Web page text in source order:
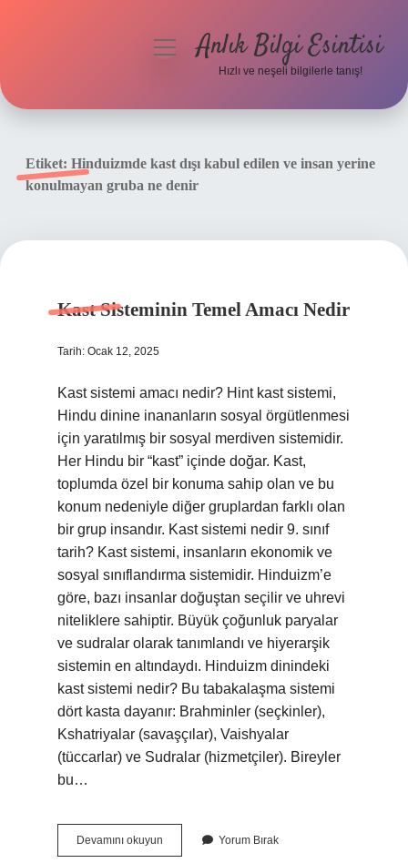
Yasal Uyarı
menüyüAnlık Bilgi Esintisi
Hızlı ve neşeli bilgilerle tanış!
Etiket: Hinduizmde kast dışı kabul edilen ve insan yerine
konulmayan gruba ne denir
Kast Sisteminin Temel Amacı Nedir
Tarih: Ocak 12, 2025
Kast sistemi amacı nedir? Hint kast sistemi,
Hindu dinine inananların sosyal örgütlenmesi
için yaratılmış bir sosyal merdiven sistemidir.
Her Hindu bir “kast” içinde doğar. Kast,
toplumda özel bir konuma sahip olan ve bu
konum nedeniyle diğer gruplardan farklı olan
bir grup insandır. Kast sistemi nedir 9. sınıf
tarih? Kast sistemi, insanların ekonomik ve
sosyal sınıflandırma sistemidir. Hinduizm’e
göre, bazı insanlar doğuştan seçilir ve uhrevi
niteliklere sahiptir. Büyük çoğunluk paryalar
ve sudralar olarak tanımlandı ve hiyerarşik
sistemin en altındaydı. Hinduizm dinindeki
kast sistemi nedir? Bu tabakalaşma sistemi
dört kasta dayanır: Brahminler (seçkinler),
Kshatriyalar (savaşçılar), Vaishyalar
(tüccarlar) ve Sudralar (hizmetçiler). Bireyler
bu…
Devamını okuyun
Sisteminin
Yorum Bırak